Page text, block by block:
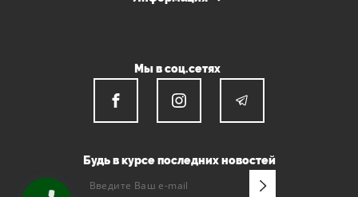
Мы в соц.сетях
Будь в курсе последних новостей